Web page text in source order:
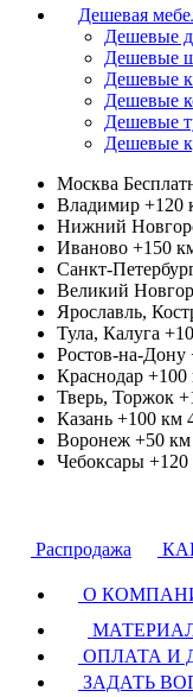
Дешевая
Дешевые
Дешевые
Дешевые
Дешевые
Дешевые
Дешевые
Москва
Владимир +120
Нижний
Иваново +150
Санкт-
Великий
Ярославль,
Тула, Калуга
Ростов-на-Дону
Краснодар +100
Тверь, Торжок
Казань +100 км
Воронеж +50 км
Чебоксары
Распродажа
О
ОПЛАТА И
ЗАДАТЬ